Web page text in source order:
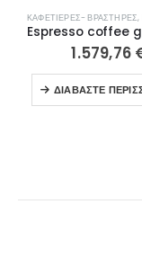
ΚΑΦΕΤΙΈΡΕΣ- ΒΡΑΣΤΉΡΕΣ,
1.579,76
ΔΙΑΒΆΣΤΕ